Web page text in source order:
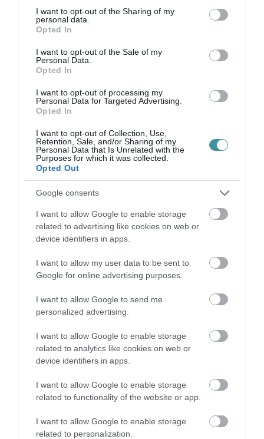
not limited to your visit or usage behaviour. You may click to
grant or deny consent to Google and its third-party tags to
use your data for below specified purposes in below Google
consent section.
I want to opt-out of the Sharing of my
personal data.
Opted In
I want to opt-out of the Sale of my
Personal Data.
Opted In
I want to opt-out of processing my
Personal Data for Targeted Advertising.
Opted In
I want to opt-out of Collection, Use,
Retention, Sale, and/or Sharing of my
Personal Data that Is Unrelated with the
Purposes for which it was collected.
Opted Out
Google consents
I want to allow Google to enable storage
related to advertising like cookies on web or
device identifiers in apps.
I want to allow my user data to be sent to
Google for online advertising purposes.
I want to allow Google to send me
personalized advertising.
I want to allow Google to enable storage
related to analytics like cookies on web or
device identifiers in apps.
I want to allow Google to enable storage
related to functionality of the website or app.
I want to allow Google to enable storage
related to personalization.
sürgősségi indítványként való tárgyalásának
az Alapokmányban meghatározott indoka nem
állt fenn, ezért írásban figyelmeztette Habis
László polgármester urat, hogy a jövőben
kizárólag a városi Alapokmányban rögzített
esetekben kerüljön sor napirendre vételre” –
közölte az LMP-s önkormányzati képviselő.
Hozzátette: „mivel az eljárási szabálytalanság
teljesen nyilvánvaló volt, az eset arra világít rá,
hogy a városvezetés és a közgyűlés Fidesz-
frakciója politikai megrendelésre, a fideszes
vagy a Fideszhez közeli “haverok” kérésére
(utasítására?), még a saját maga által
elfogadott szabályokat is megszegi. Az eset
felveti továbbá a jegyző és az Ügyrendi
Bizottság elnöke alkalmasságának a kérdését
is, mert az előbbi hallgatásával asszisztált a
szabálytalan eljáráshoz, míg az utóbbi
HASÍT A SOROS-ŐRÜLET EGERBEN - F. GÁL SÁNDOR NYÍLT
LEVELE A POLGÁRMESTERHEZ ÉS AZ EGRI KÉPVISELŐKHÖZ
„Nem mehetek el szó nélkül a városunkba
napokban írtuk meg, hogy az egri Fidesz is